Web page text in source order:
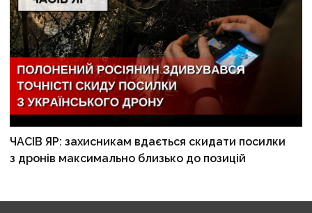
ЧАСІВ ЯР: захисникам вдається скидати посилки
з дронів максимально близько до позицій